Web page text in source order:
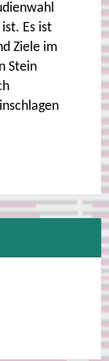
Es ist
Ziele im
Stein